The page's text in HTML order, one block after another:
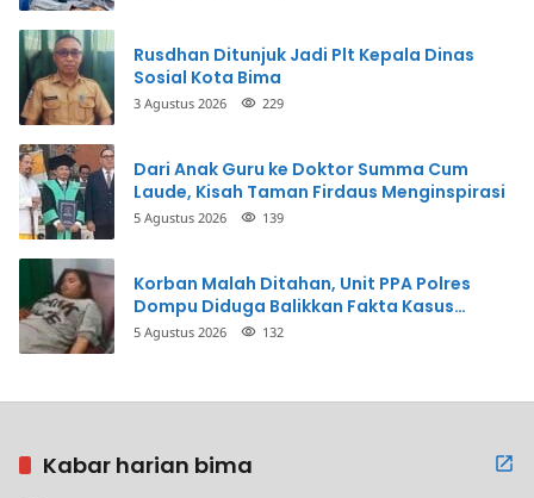
Rusdhan Ditunjuk Jadi Plt Kepala Dinas
Sosial Kota Bima
3 Agustus 2026 229
Dari Anak Guru ke Doktor Summa Cum
Laude, Kisah Taman Firdaus Menginspirasi
5 Agustus 2026 139
Korban Malah Ditahan, Unit PPA Polres
Dompu Diduga Balikkan Fakta Kasus
Penganiayaan
5 Agustus 2026 132
Kabar harian bima